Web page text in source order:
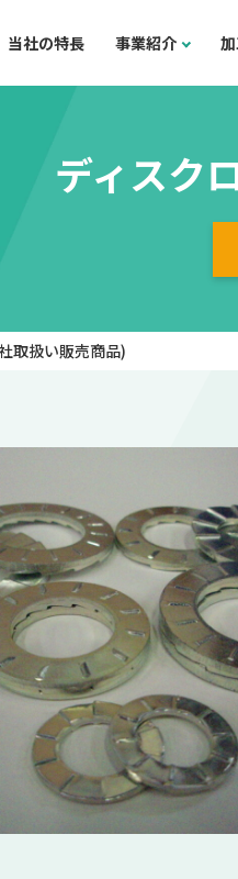
当社の特長 事業紹介
ディスク
取扱い販売商品)